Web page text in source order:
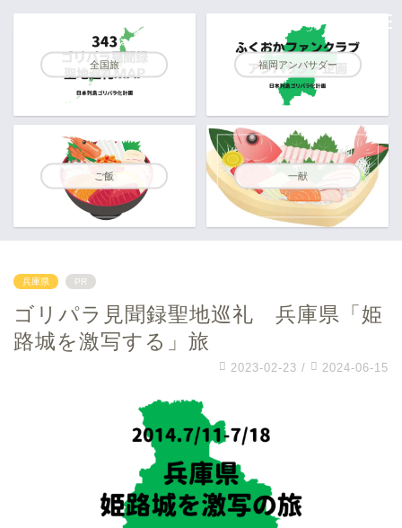
全国旅 福岡アンバサダー
ご飯 一献
兵庫県 PR
ゴリパラ見聞録聖地巡礼 兵庫県「姫
路城を激写する」旅
2023-02-23 / 2024-06-15